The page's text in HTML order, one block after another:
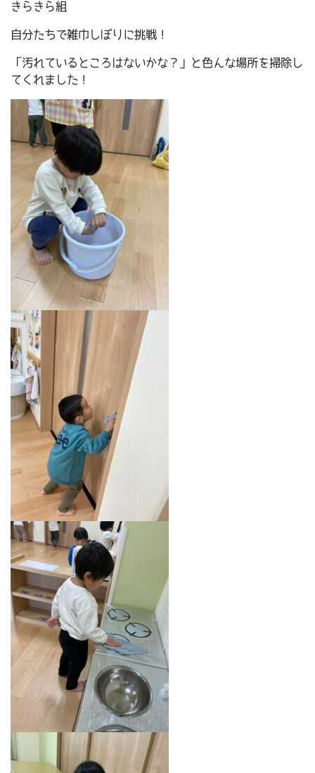
きらきら組
自分たちで雑巾しぼりに挑戦！
「汚れているところはないかな？」と色んな場所を掃除し
てくれました！